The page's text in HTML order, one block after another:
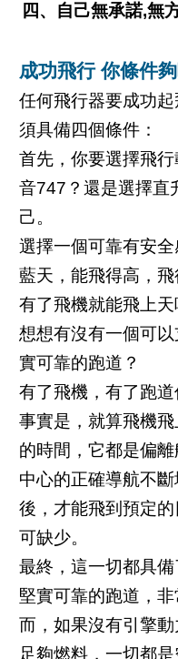
四、自己無承諾,無
成功飛行 你條件
任何飛行器要成功
須具備四個條件：
首先，你要選擇飛
音747？還是選擇直
己。
選擇一個可靠有安
藍天，能飛得高，飛
有了飛機就能飛上
想想有沒有一個可
實可靠的跑道？
有了飛機，有了跑道
事實是，就算飛機
的時間，它都是偏
中心的正確導航不
後，才能飛到預定
可缺少。
最終，這一切都具
堅實可靠的跑道，
而，如果沒有引擎
足夠燃料，一切都是